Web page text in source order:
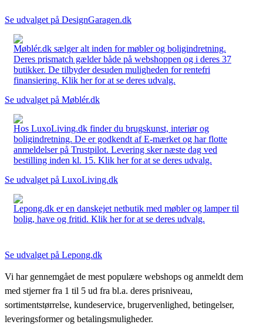
Se udvalget på DesignGaragen.dk
Møblér.dk sælger alt inden for møbler og boligindretning.
Deres prismatch gælder både på webshoppen og i deres 37
butikker. De tilbyder desuden muligheden for rentefri
finansiering. Klik her for at se deres udvalg.
Se udvalget på Møblér.dk
Hos LuxoLiving.dk finder du brugskunst, interiør og
boligindretning. De er godkendt af E-mærket og har flotte
anmeldelser på Trustpilot. Levering sker næste dag ved
bestilling inden kl. 15. Klik her for at se deres udvalg.
Se udvalget på LuxoLiving.dk
Lepong.dk er en danskejet netbutik med møbler og lamper til
bolig, have og fritid. Klik her for at se deres udvalg.
Se udvalget på Lepong.dk
Vi har gennemgået de mest populære webshops og anmeldt dem
med stjerner fra 1 til 5 ud fra bl.a. deres prisniveau,
sortimentstørrelse, kundeservice, brugervenlighed, betingelser,
leveringsformer og betalingsmuligheder.